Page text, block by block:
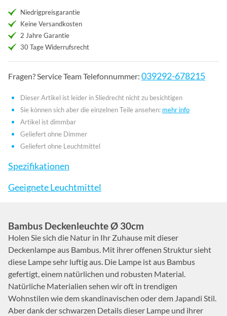
Niedrigpreisgarantie
Keine Versandkosten
2 Jahre Garantie
30 Tage Widerrufsrecht
Fragen? Service Team Telefonnummer: 039292-678215
Dieser Artikel ist leider in Sliedrecht nicht zu besichtigen
Sie können sich aber die einzelnen Teile ansehen: mehr info
Artikel ist dimmbar
Geliefert ohne Dimmer
Geliefert ohne Leuchtmittel
Spezifikationen
Geeignete Leuchtmittel
Bambus Deckenleuchte Ø 30cm
Holen Sie sich die Natur in Ihr Zuhause mit dieser
Deckenlampe aus Bambus. Mit ihrer offenen Struktur sieht
diese Lampe sehr luftig aus. Die Lampe ist aus Bambus
gefertigt, einem natürlichen und robusten Material.
Natürliche Materialien sehen wir oft in trendigen
Wohnstilen wie dem skandinavischen oder dem Japandi Stil.
Aber dank der schwarzen Details dieser Lampe und ihrer